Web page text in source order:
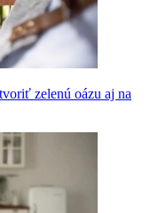
zelenú oázu aj na